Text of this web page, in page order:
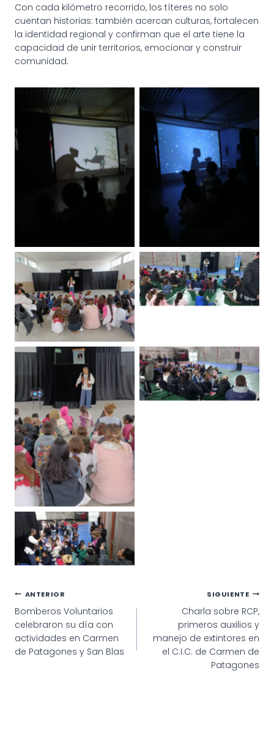
Con cada kilómetro recorrido, los títeres no solo
cuentan historias: también acercan culturas, fortalecen
la identidad regional y confirman que el arte tiene la
capacidad de unir territorios, emocionar y construir
comunidad.
Navegación
de
entradas
ANTERIOR
Bomberos Voluntarios
celebraron su día con
actividades en Carmen
de Patagones y San Blas
SIGUIENTE
Charla sobre RCP,
primeros auxilios y
manejo de extintores en
el C.I.C. de Carmen de
Patagones